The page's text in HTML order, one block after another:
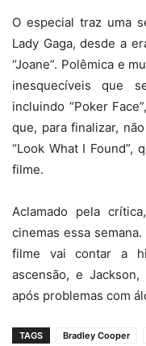
O especial traz uma
Lady Gaga, desde a
“Joane”. Polêmica e
inesquecíveis que
incluindo “Poker
que, para finalizar,
“Look What I Found”,
filme.
Aclamado pela
cinemas essa
filme vai contar a
ascensão, e
após problemas com
TAGS Bradley Cooper